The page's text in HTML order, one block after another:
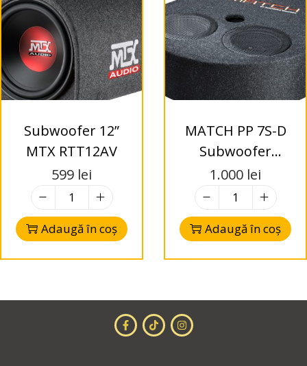
Subwoofer 12”
MTX RTT12AV
599 lei
Adaugă în coș
MATCH PP 7S-D
Subwoofer
2×16,5cm in
carcasa rotunda
cu aerisire
1.000 lei
Adaugă în coș